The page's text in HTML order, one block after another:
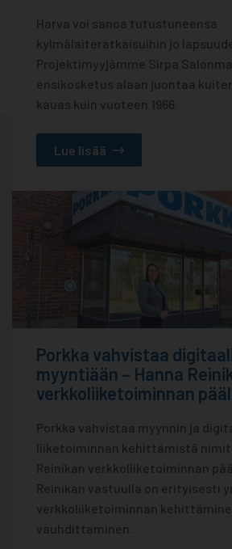
Harva voi sanoa tutustuneensa
kylmälaiteratkaisuihin jo
Projektimyyjämme Sirpa
ensikosketus alaan juontaa
kauas kuin vuoteen 1966.
Lue lisää
Porkka vahvistaa
myyntiään – Hanna
verkkoliiketoiminnan
Porkka vahvistaa myynnin ja
liiketoiminnan kehittämistä
Reinikan verkkoliiketoiminnan
Reinikan vastuulla on erityisesti
verkkoliiketoiminnan
vauhdittaminen.